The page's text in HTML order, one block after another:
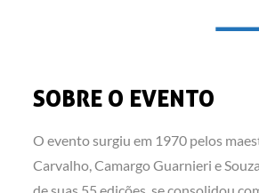
SOBRE O EVENTO
O evento surgiu em 1970 pelos
Carvalho, Camargo Guarnieri e